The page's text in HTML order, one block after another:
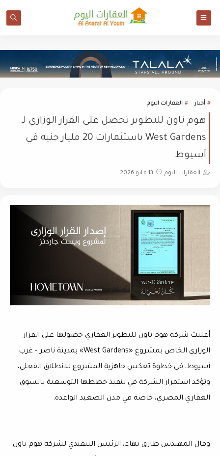
أخبار العقارات اليوم
هوم تاون للتطوير تحصل على القرار الوزاري لـ
West Gardens باستثمارات 20 مليار جنيه في
أسيوط
العقارات اليوم 13 مايو 2026
أعلنت شركة هوم تاون للتطوير العقاري حصولها على القرار
الوزاري الخاص بمشروع «West Gardens» بمدينة ناصر – غرب
أسيوط، في خطوة تعكس جاهزية المشروع للانطلاق الفعلي،
وتؤكد استمرار الشركة في تنفيذ خططها التوسعية بالسوق
العقاري المصري، خاصة في مدن الصعيد الواعدة.
وقال المهندس طارق بهاء، الرئيس التنفيذي لشركة هوم تاون